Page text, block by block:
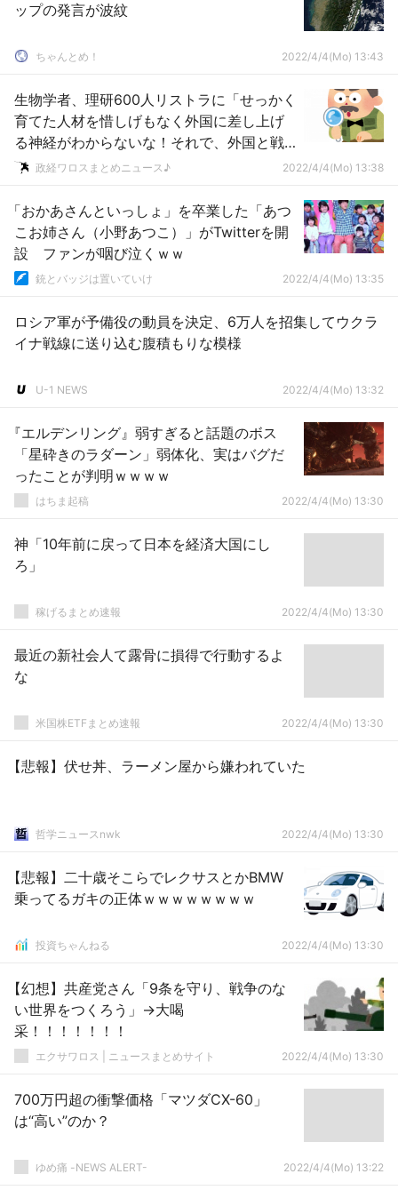
ップの発言が波紋
ちゃんとめ！ 2022/4/4(Mo) 13:43
生物学者、理研600人リストラに「せっかく
育てた人材を惜しげもなく外国に差し上げ
る神経がわからないな！それで、外国と戦
争をして勝てると思う神経がさらにわから
政経ワロスまとめニュース♪ 2022/4/4(Mo) 13:38
「おかあさんといっしょ」を卒業した「あつ
こお姉さん（小野あつこ）」がTwitterを開
設 ファンが咽び泣くｗｗ
銃とバッジは置いていけ 2022/4/4(Mo) 13:35
ロシア軍が予備役の動員を決定、6万人を招集してウクラ
イナ戦線に送り込む腹積もりな模様
U-1 NEWS 2022/4/4(Mo) 13:32
『エルデンリング』弱すぎると話題のボス
「星砕きのラダーン」弱体化、実はバグだ
ったことが判明ｗｗｗｗ
はちま起稿 2022/4/4(Mo) 13:30
神「10年前に戻って日本を経済大国にし
ろ」
稼げるまとめ速報 2022/4/4(Mo) 13:30
最近の新社会人て露骨に損得で行動するよ
な
米国株ETFまとめ速報 2022/4/4(Mo) 13:30
【悲報】伏せ丼、ラーメン屋から嫌われていた
哲学ニュースnwk 2022/4/4(Mo) 13:30
【悲報】二十歳そこらでレクサスとかBMW
乗ってるガキの正体ｗｗｗｗｗｗｗｗ
投資ちゃんねる 2022/4/4(Mo) 13:30
【幻想】共産党さん「9条を守り、戦争のな
い世界をつくろう」→大喝
采！！！！！！！
エクサワロス | ニュースまとめサイト 2022/4/4(Mo) 13:30
700万円超の衝撃価格「マツダCX-60」
は“高い”のか？
ゆめ痛 -NEWS ALERT- 2022/4/4(Mo) 13:22